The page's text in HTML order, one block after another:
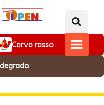
MAIN
Corvo rosso